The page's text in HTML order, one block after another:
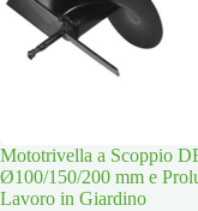
Mototrivella a Scoppio
Ø100/150/200 mm e
Lavoro in Giardino